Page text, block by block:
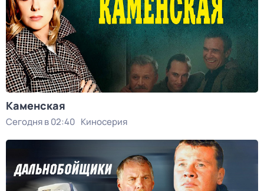
Каменская
Сегодня в 02:40 Киносерия